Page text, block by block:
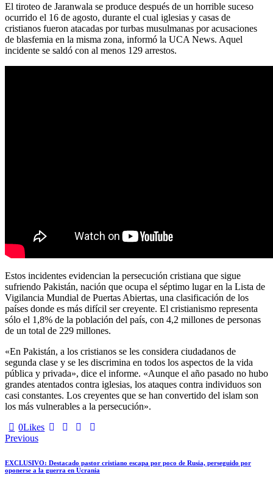
El tiroteo de Jaranwala se produce después de un horrible suceso
ocurrido el 16 de agosto, durante el cual iglesias y casas de
cristianos fueron atacadas por turbas musulmanas por acusaciones
de blasfemia en la misma zona, informó la UCA News. Aquel
incidente se saldó con al menos 129 arrestos.
Estos incidentes evidencian la persecución cristiana que sigue
sufriendo Pakistán, nación que ocupa el séptimo lugar en la Lista de
Vigilancia Mundial de Puertas Abiertas, una clasificación de los
países donde es más difícil ser creyente. El cristianismo representa
sólo el 1,8% de la población del país, con 4,2 millones de personas
de un total de 229 millones.
«En Pakistán, a los cristianos se les considera ciudadanos de
segunda clase y se les discrimina en todos los aspectos de la vida
pública y privada», dice el informe. «Aunque el año pasado no hubo
grandes atentados contra iglesias, los ataques contra individuos son
casi constantes. Los creyentes que se han convertido del islam son
los más vulnerables a la persecución».
0Likes
Navegación
de
entradas
Previous
EXCLUSIVO: Destacado pastor cristiano escapa por poco de Rusia, perseguido por
oponerse a la guerra en Ucrania